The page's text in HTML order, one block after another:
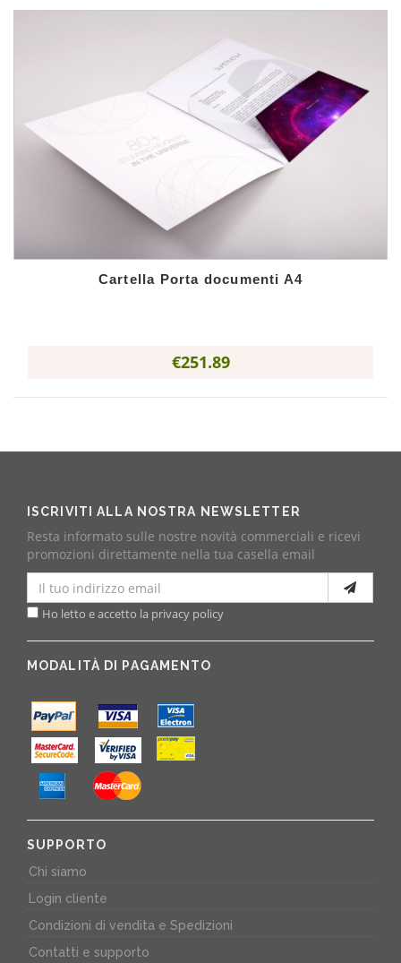
Cartella Porta documenti A4
€251.89
ISCRIVITI ALLA NOSTRA NEWSLETTER
Resta informato sulle nostre novità commerciali e ricevi
promozioni direttamente nella tua casella email
Ho letto e accetto la privacy policy
MODALITÀ DI PAGAMENTO
SUPPORTO
Chi siamo
Login cliente
Condizioni di vendita e Spedizioni
Contatti e supporto